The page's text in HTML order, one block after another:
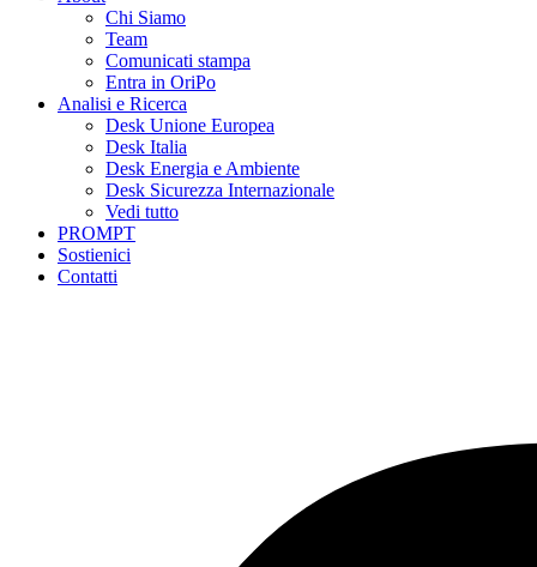
Chi Siamo
Team
Comunicati stampa
Entra in OriPo
Analisi e Ricerca
Desk Unione Europea
Desk Italia
Desk Energia e Ambiente
Desk Sicurezza Internazionale
Vedi tutto
PROMPT
Sostienici
Contatti